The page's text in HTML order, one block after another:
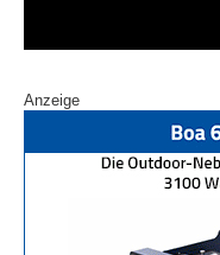
Anzeige